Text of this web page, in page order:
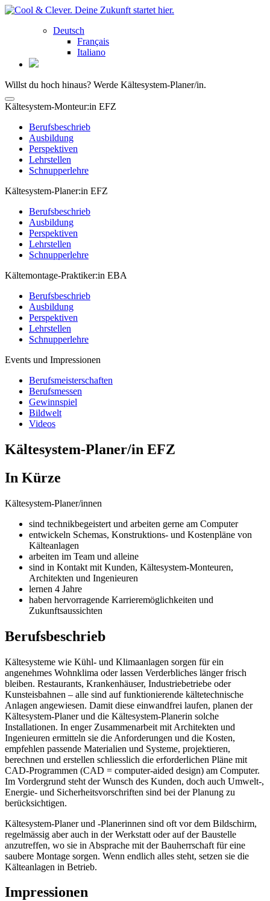
Deutsch
Français
Italiano
Willst du hoch hinaus? Werde Kältesystem-Planer/in.
Kältesystem-Monteur:in EFZ
Berufsbeschrieb
Ausbildung
Perspektiven
Lehrstellen
Schnupperlehre
Kältesystem-Planer:in EFZ
Berufsbeschrieb
Ausbildung
Perspektiven
Lehrstellen
Schnupperlehre
Kältemontage-Praktiker:in EBA
Berufsbeschrieb
Ausbildung
Perspektiven
Lehrstellen
Schnupperlehre
Events und Impressionen
Berufsmeisterschaften
Berufsmessen
Gewinnspiel
Bildwelt
Videos
Kältesystem-Planer/in EFZ
In Kürze
Kältesystem-Planer/innen
sind technikbegeistert und arbeiten gerne am Computer
entwickeln Schemas, Konstruktions- und Kostenpläne von
Kälteanlagen
arbeiten im Team und alleine
sind in Kontakt mit Kunden, Kältesystem-Monteuren,
Architekten und Ingenieuren
lernen 4 Jahre
haben hervorragende Karrieremöglichkeiten und
Zukunftsaussichten
Berufsbeschrieb
Kältesysteme wie Kühl- und Klimaanlagen sorgen für ein
angenehmes Wohnklima oder lassen Verderbliches länger frisch
bleiben. Restaurants, Krankenhäuser, Industriebetriebe oder
Kunsteisbahnen – alle sind auf funktionierende kältetechnische
Anlagen angewiesen. Damit diese einwandfrei laufen, planen der
Kältesystem-Planer und die Kältesystem-Planerin solche
Installationen. In enger Zusammenarbeit mit Architekten und
Ingenieuren ermitteln sie die Anforderungen und die Kosten,
empfehlen passende Materialien und Systeme, projektieren,
berechnen und erstellen schliesslich die erforderlichen Pläne mit
CAD-Programmen (CAD = computer-aided design) am Computer.
Im Vordergrund steht der Wunsch des Kunden, doch auch Umwelt-,
Energie- und Sicherheitsvorschriften sind bei der Planung zu
berücksichtigen.
Kältesystem-Planer und -Planerinnen sind oft vor dem Bildschirm,
regelmässig aber auch in der Werkstatt oder auf der Baustelle
anzutreffen, wo sie in Absprache mit der Bauherrschaft für eine
saubere Montage sorgen. Wenn endlich alles steht, setzen sie die
Kälteanlagen in Betrieb.
Impressionen